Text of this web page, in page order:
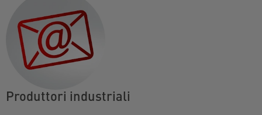
Produttori industriali